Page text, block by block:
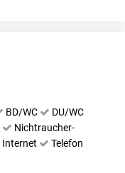
BD/WC
DU/WC
Nichtraucher-
Internet Telefon